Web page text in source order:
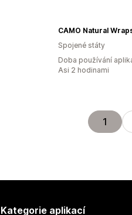
CAMO Natural
Spojené státy
Doba používání
Asi 2 hodinami
1
Kategorie aplikací